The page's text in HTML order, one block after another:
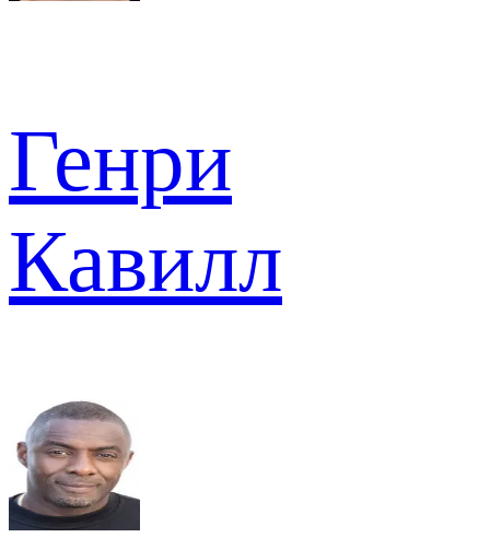
Генри
Кавилл